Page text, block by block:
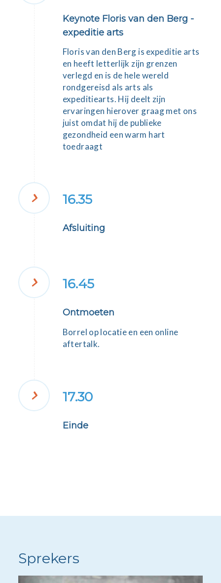
Keynote Floris van den Berg -
expeditie arts
Floris van den Berg is expeditie arts
en heeft letterlijk zijn grenzen
verlegd en is de hele wereld
rondgereisd als arts als
expeditiearts. Hij deelt zijn
ervaringen hierover graag met ons
juist omdat hij de publieke
gezondheid een warm hart
toedraagt
16.35
Afsluiting
16.45
Ontmoeten
Borrel op locatie en een online
aftertalk.
17.30
Einde
Sprekers